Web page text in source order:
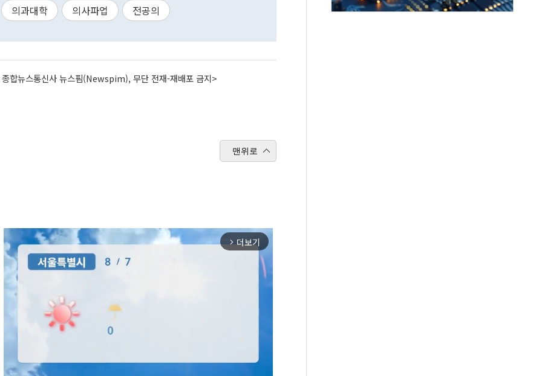
의과대학 의사파업 전공의
합뉴스통신사 뉴스핌(Newspim), 무단 전재-재배포 금지>
맨위로
arrow_forward_ios 더보기